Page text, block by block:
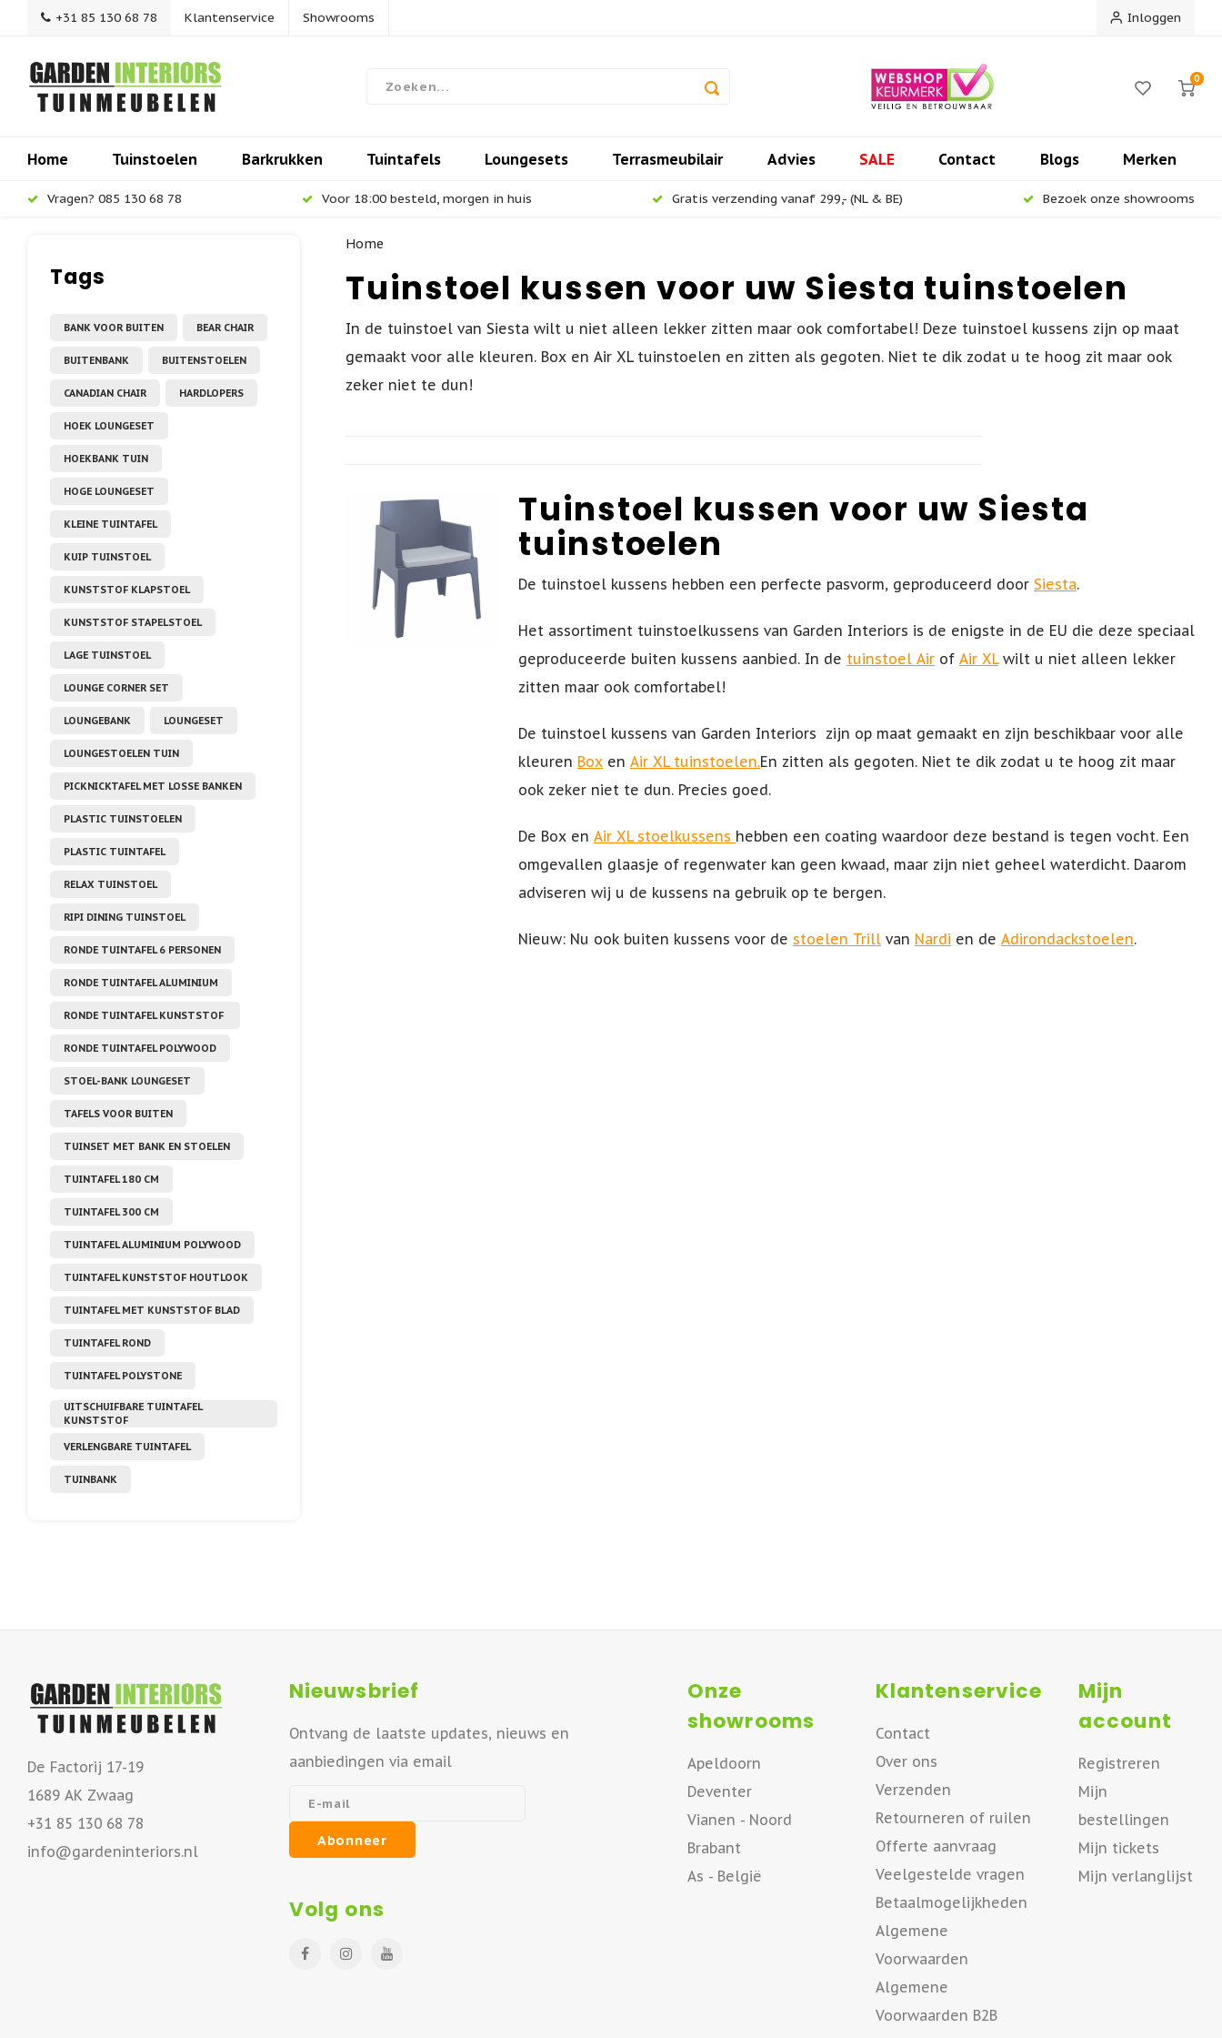
+31 85 130 68 78 Klantenservice Showrooms Inloggen
0
Home Tuinstoelen Barkrukken Tuintafels Loungesets Terrasmeubilair Advies SALE Contact Blogs Merken
Vragen? 085 130 68 78 Voor 18:00 besteld, morgen in huis Gratis verzending vanaf 299,- (NL & BE) Bezoek onze showrooms
Tags
BANK VOOR BUITEN BEAR CHAIR
BUITENBANK BUITENSTOELEN
CANADIAN CHAIR HARDLOPERS
HOEK LOUNGESET
HOEKBANK TUIN
HOGE LOUNGESET
KLEINE TUINTAFEL
KUIP TUINSTOEL
KUNSTSTOF KLAPSTOEL
KUNSTSTOF STAPELSTOEL
LAGE TUINSTOEL
LOUNGE CORNER SET
LOUNGEBANK LOUNGESET
LOUNGESTOELEN TUIN
PICKNICKTAFEL MET LOSSE BANKEN
PLASTIC TUINSTOELEN
PLASTIC TUINTAFEL
RELAX TUINSTOEL
RIPI DINING TUINSTOEL
RONDE TUINTAFEL 6 PERSONEN
RONDE TUINTAFEL ALUMINIUM
RONDE TUINTAFEL KUNSTSTOF
RONDE TUINTAFEL POLYWOOD
STOEL-BANK LOUNGESET
TAFELS VOOR BUITEN
TUINSET MET BANK EN STOELEN
TUINTAFEL 180 CM
TUINTAFEL 300 CM
TUINTAFEL ALUMINIUM POLYWOOD
TUINTAFEL KUNSTSTOF HOUTLOOK
TUINTAFEL MET KUNSTSTOF BLAD
TUINTAFEL ROND
TUINTAFEL POLYSTONE
UITSCHUIFBARE TUINTAFEL
KUNSTSTOF
VERLENGBARE TUINTAFEL
TUINBANK
Home
Tuinstoel kussen voor uw Siesta tuinstoelen
In de tuinstoel van Siesta wilt u niet alleen lekker zitten maar ook comfortabel! Deze tuinstoel kussens zijn op maat
gemaakt voor alle kleuren. Box en Air XL tuinstoelen en zitten als gegoten. Niet te dik zodat u te hoog zit maar ook
zeker niet te dun!
Tuinstoel kussen voor uw Siesta
tuinstoelen
De tuinstoel kussens hebben een perfecte pasvorm, geproduceerd door Siesta.
Het assortiment tuinstoelkussens van Garden Interiors is de enigste in de EU die deze speciaal
geproduceerde buiten kussens aanbied. In de tuinstoel Air of Air XLwilt u niet alleen lekker
zitten maar ook comfortabel!
De tuinstoel kussens van Garden Interiors zijn op maat gemaakt en zijn beschikbaar voor alle
kleuren Box en Air XL tuinstoelen.En zitten als gegoten. Niet te dik zodat u te hoog zit maar
ook zeker niet te dun. Precies goed.
De Box en Air XL stoelkussens hebben een coating waardoor deze bestand is tegen vocht. Een
omgevallen glaasje of regenwater kan geen kwaad, maar zijn niet geheel waterdicht. Daarom
adviseren wij u de kussens na gebruik op te bergen.
Nieuw: Nu ook buiten kussens voor de stoelen Trill van Nardi en de Adirondackstoelen.
De Factorij 17-19
1689 AK Zwaag
+31 85 130 68 78
info@gardeninteriors.nl
Nieuwsbrief
Ontvang de laatste updates, nieuws en
aanbiedingen via email
Abonneer
Volg ons
Onze
showrooms
Apeldoorn
Deventer
Vianen - Noord
Brabant
As - België
Klantenservice
Contact
Over ons
Verzenden
Retourneren of ruilen
Offerte aanvraag
Veelgestelde vragen
Betaalmogelijkheden
Algemene
Voorwaarden
Algemene
Voorwaarden B2B
Mijn
account
Registreren
Mijn
bestellingen
Mijn tickets
Mijn verlanglijst